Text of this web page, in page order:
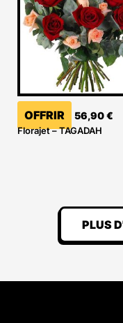
OFFRIR 56,90€
Florajet – TAGADAH
PLUS